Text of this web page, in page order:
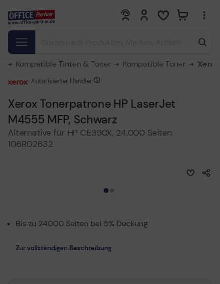
0 0
Kompatible Tinten & Toner Kompatible Toner Xerox
Xerox Tonerpatrone HP LaserJet
M4555 MFP, Schwarz
Alternative für HP CE390X, 24.000 Seiten
106R02632
Autorisierter Händler
Bis zu 24000 Seiten bei 5% Deckung
Zur vollständigen Beschreibung